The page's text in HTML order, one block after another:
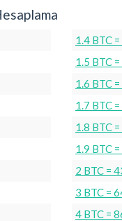
1.4 BTC
1.5 BTC
1.6 BTC
1.7 BTC
1.8 BTC
1.9 BTC
2 BTC =
3 BTC =
4 BTC =